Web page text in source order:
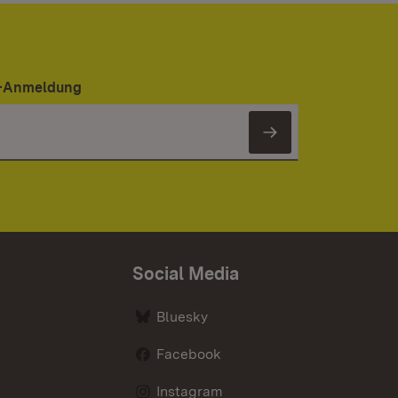
Newsletter
Social Media
Bluesky
Facebook
Instagram